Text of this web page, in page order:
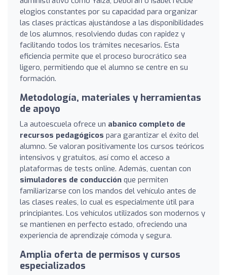
elogios constantes por su capacidad para organizar
las clases prácticas ajustándose a las disponibilidades
de los alumnos, resolviendo dudas con rapidez y
facilitando todos los trámites necesarios. Esta
eficiencia permite que el proceso burocrático sea
ligero, permitiendo que el alumno se centre en su
formación.
Metodología, materiales y herramientas
de apoyo
La autoescuela ofrece un abanico completo de
recursos pedagógicos para garantizar el éxito del
alumno. Se valoran positivamente los cursos teóricos
intensivos y gratuitos, así como el acceso a
plataformas de tests online. Además, cuentan con
simuladores de conducción que permiten
familiarizarse con los mandos del vehículo antes de
las clases reales, lo cual es especialmente útil para
principiantes. Los vehículos utilizados son modernos y
se mantienen en perfecto estado, ofreciendo una
experiencia de aprendizaje cómoda y segura.
Amplia oferta de permisos y cursos
especializados